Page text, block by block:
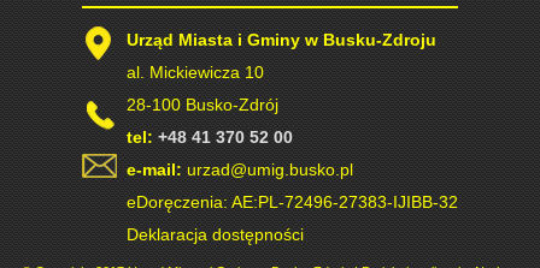
Urząd Miasta i Gminy w Busku-Zdroju
al. Mickiewicza 10
28-100 Busko-Zdrój
tel: +48 41 370 52 00
e-mail: urzad@umig.busko.pl
eDoręczenia: AE:PL-72496-27383-IJIBB-32
Deklaracja dostępności